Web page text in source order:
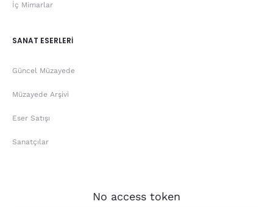
İç Mimarlar
SANAT ESERLERİ
Güncel Müzayede
Müzayede Arşivi
Eser Satışı
Sanatçılar
No access token